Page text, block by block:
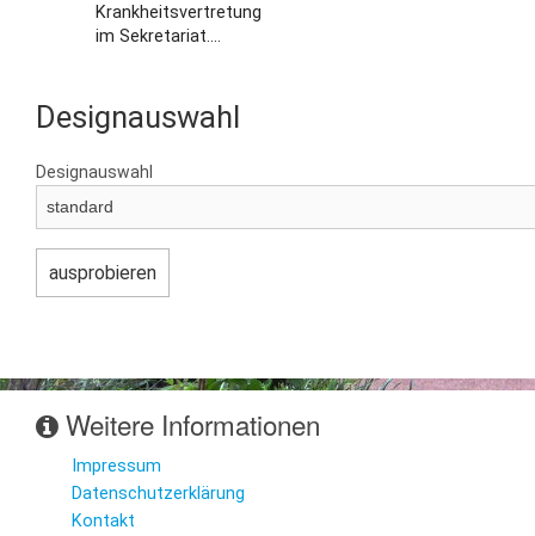
Krankheitsvertretung
im Sekretariat....
Designauswahl
Designauswahl
Weitere Informationen
Impressum
Datenschutzerklärung
Kontakt